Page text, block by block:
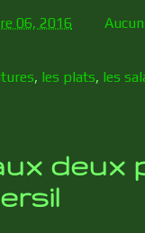
06, 2016
, les plats, les
deux